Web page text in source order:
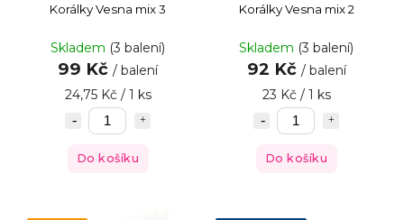
Korálky Vesna mix 3
Skladem (3 balení)
99 Kč / balení
24,75 Kč / 1 ks
Do košíku
Korálky Vesna mix 2
Skladem (3 balení)
92 Kč / balení
23 Kč / 1 ks
Do košíku